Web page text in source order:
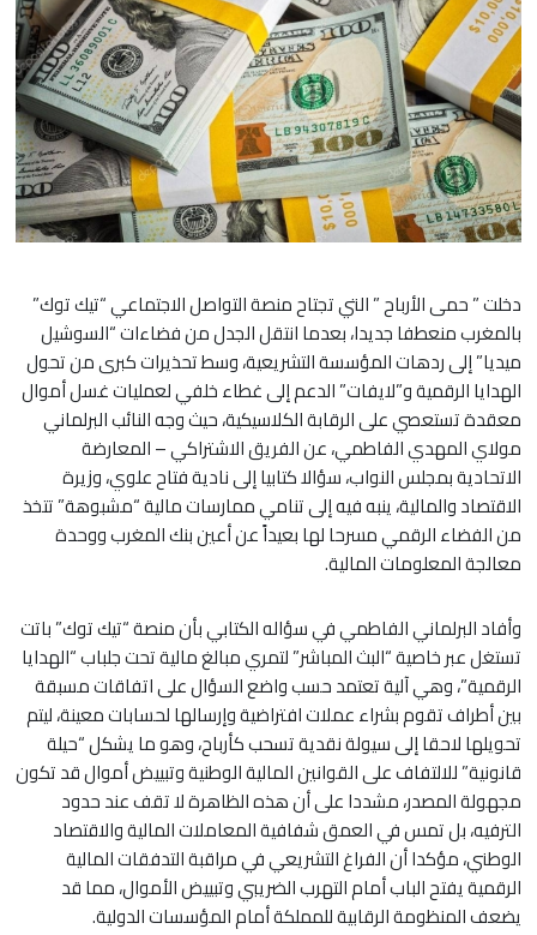
دخلت ” حمى الأرباح ” التي تجتاح منصة التواصل الاجتماعي “تيك توك”
بالمغرب منعطفا جديدا، بعدما انتقل الجدل من فضاءات “السوشيل
ميديا” إلى ردهات المؤسسة التشريعية، وسط تحذيرات كبرى من تحول
الهدايا الرقمية و”لايفات” الدعم إلى غطاء خلفي لعمليات غسل أموال
معقدة تستعصي على الرقابة الكلاسيكية، حيث وجه النائب البرلماني
مولاي المهدي الفاطمي، عن الفريق الاشتراكي – المعارضة
الاتحادية بمجلس النواب، سؤالا كتابيا إلى نادية فتاح علوي، وزيرة
الاقتصاد والمالية، ينبه فيه إلى تنامي ممارسات مالية “مشبوهة” تتخذ
من الفضاء الرقمي مسرحا لها بعيداً عن أعين بنك المغرب ووحدة
معالجة المعلومات المالية.
وأفاد البرلماني الفاطمي في سؤاله الكتابي بأن منصة “تيك توك” باتت
تستغل عبر خاصية “البث المباشر” لتمري مبالغ مالية تحت جلباب “الهدايا
الرقمية”، وهي آلية تعتمد حسب واضع السؤال على اتفاقات مسبقة
بين أطراف تقوم بشراء عملات افتراضية وإرسالها لحسابات معينة، ليتم
تحويلها لاحقا إلى سيولة نقدية تسحب كأرباح، وهو ما يشكل “حيلة
قانونية” للالتفاف على القوانين المالية الوطنية وتبييض أموال قد تكون
مجهولة المصدر، مشددا على أن هذه الظاهرة لا تقف عند حدود
الترفيه، بل تمس في العمق شفافية المعاملات المالية والاقتصاد
الوطني، مؤكدا أن الفراغ التشريعي في مراقبة التدفقات المالية
الرقمية يفتح الباب أمام التهرب الضريبي وتبييض الأموال، مما قد
يضعف المنظومة الرقابية للمملكة أمام المؤسسات الدولية.